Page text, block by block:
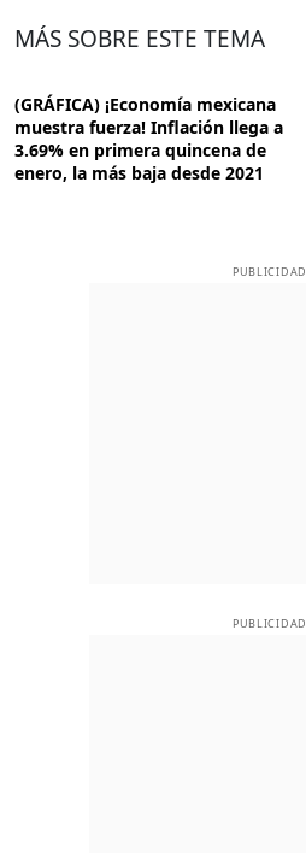
MÁS SOBRE ESTE TEMA
(GRÁFICA) ¡Economía mexicana
muestra fuerza! Inflación llega a
3.69% en primera quincena de
enero, la más baja desde 2021
PUBLICIDAD
PUBLICIDAD